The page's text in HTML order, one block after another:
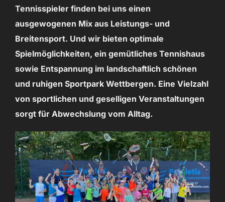
Tennisspieler finden bei uns einen
ausgewogenen Mix aus Leistungs- und
Breitensport. Und wir bieten optimale
Spielmöglichkeiten, ein gemütliches Tennishaus
sowie Entspannung im landschaftlich schönen
und ruhigen Sportpark Wettbergen. Eine Vielzahl
von sportlichen und geselligen Veranstaltungen
sorgt für Abwechslung vom Alltag.